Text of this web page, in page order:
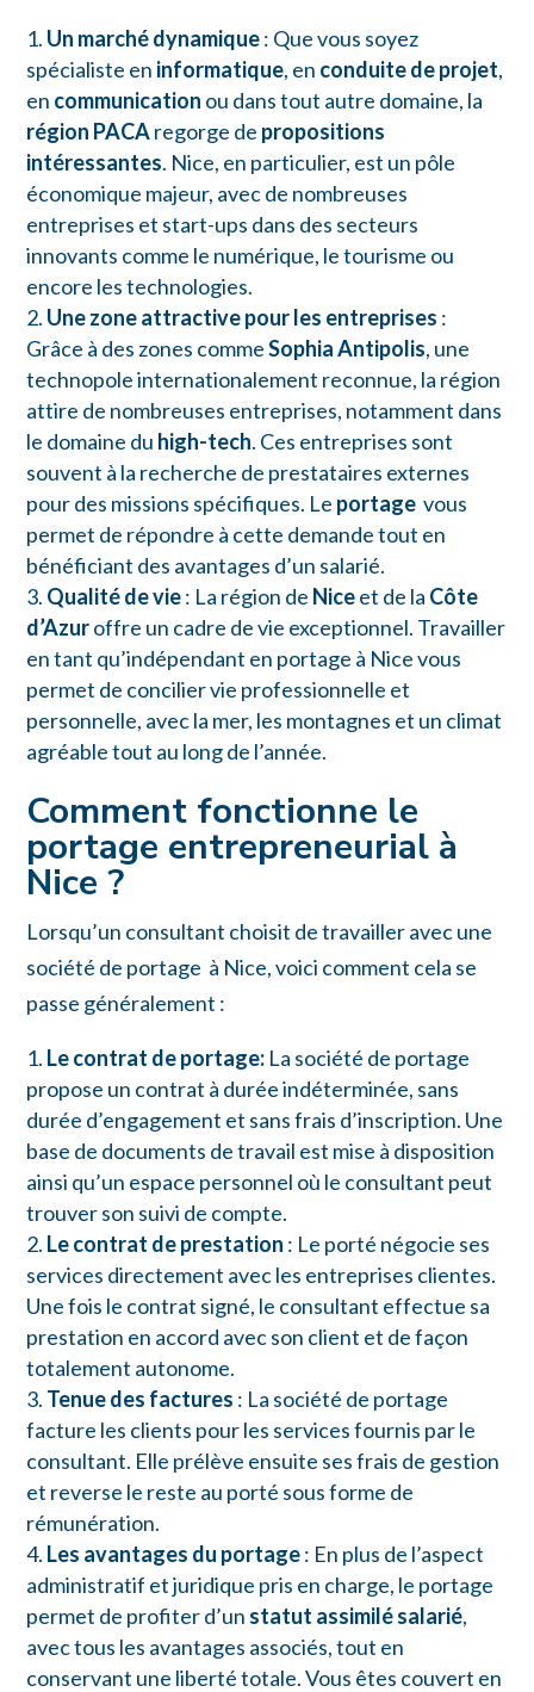
Un marché dynamique: Que vous soyez
spécialiste en informatique, en conduite de projet,
en communication ou dans tout autre domaine, la
région PACAregorge de propositions
intéressantes. Nice, en particulier, est un pôle
économique majeur, avec de nombreuses
entreprises et start-ups dans des secteurs
innovants comme le numérique, le tourisme ou
encore les technologies.
Une zone attractive pour les entreprises :
Grâce à des zones commeSophia Antipolis, une
technopole internationalement reconnue, la région
attire de nombreuses entreprises, notamment dans
le domaine du high-tech. Ces entreprises sont
souvent à la recherche de prestataires externes
pour des missions spécifiques. Le portage vous
permet de répondre à cette demande tout en
bénéficiant des avantages d’un salarié.
Qualité de vie: La région de Niceet de la Côte
d’Azuroffre un cadre de vie exceptionnel. Travailler
en tant qu’indépendant en portage à Nice vous
permet de concilier vie professionnelle et
personnelle, avec la mer, les montagnes et un climat
agréable tout au long de l’année.
Comment fonctionne le
portage entrepreneurial à
Nice ?
Lorsqu’un consultant choisit de travailler avec une
société de portage à Nice, voici comment cela se
passe généralement :
Le contrat de portage: La société de portage
propose un contrat à durée indéterminée, sans
durée d’engagement et sans frais d’inscription. Une
base de documents de travail est mise à disposition
ainsi qu’un espace personnel où le consultant peut
trouver son suivi de compte.
Le contrat de prestation : Le porté négocie ses
services directement avec les entreprises clientes.
Une fois le contrat signé, le consultant effectue sa
prestation en accord avec son client et de façon
totalement autonome.
Tenue des factures : La société de portage
facture les clients pour les services fournis par le
consultant. Elle prélève ensuite ses frais de gestion
et reverse le reste au porté sous forme de
rémunération.
Les avantages du portage: En plus de l’aspect
administratif et juridique pris en charge, le portage
permet de profiter d’un statut assimilé salarié,
avec tous les avantages associés, tout en
conservant une liberté totale. Vous êtes couvert en